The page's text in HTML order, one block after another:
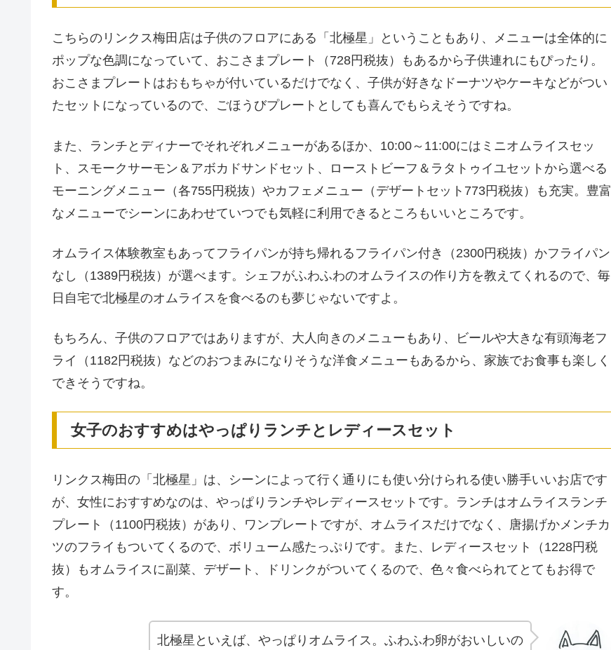
こちらのリンクス梅田店は子供のフロアにある「北極星」ということもあり、メニューは全体的に
ポップな色調になっていて、おこさまプレート（728円税抜）もあるから子供連れにもぴったり。
おこさまプレートはおもちゃが付いているだけでなく、子供が好きなドーナツやケーキなどがつい
たセットになっているので、ごほうびプレートとしても喜んでもらえそうですね。
また、ランチとディナーでそれぞれメニューがあるほか、10:00～11:00にはミニオムライスセッ
ト、スモークサーモン＆アボカドサンドセット、ローストビーフ＆ラタトゥイユセットから選べる
モーニングメニュー（各755円税抜）やカフェメニュー（デザートセット773円税抜）も充実。豊富
なメニューでシーンにあわせていつでも気軽に利用できるところもいいところです。
オムライス体験教室もあってフライパンが持ち帰れるフライパン付き（2300円税抜）かフライパン
なし（1389円税抜）が選べます。シェフがふわふわのオムライスの作り方を教えてくれるので、毎
日自宅で北極星のオムライスを食べるのも夢じゃないですよ。
もちろん、子供のフロアではありますが、大人向きのメニューもあり、ビールや大きな有頭海老フ
ライ（1182円税抜）などのおつまみになりそうな洋食メニューもあるから、家族でお食事も楽しく
できそうですね。
女子のおすすめはやっぱりランチとレディースセット
リンクス梅田の「北極星」は、シーンによって行く通りにも使い分けられる使い勝手いいお店です
が、女性におすすめなのは、やっぱりランチやレディースセットです。ランチはオムライスランチ
プレート（1100円税抜）があり、ワンプレートですが、オムライスだけでなく、唐揚げかメンチカ
ツのフライもついてくるので、ボリューム感たっぷりです。また、レディースセット（1228円税
抜）もオムライスに副菜、デザート、ドリンクがついてくるので、色々食べられてとてもお得で
す。
北極星といえば、やっぱりオムライス。ふわふわ卵がおいしいの